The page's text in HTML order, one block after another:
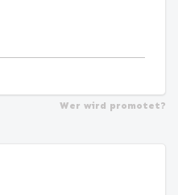
Wer wird promotet?